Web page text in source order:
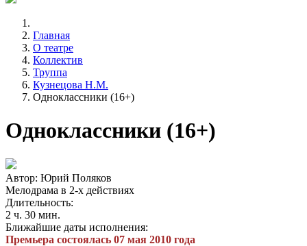
Главная
О театре
Коллектив
Труппа
Кузнецова Н.М.
Одноклассники (16+)
Одноклассники (16+)
Автор: Юрий Поляков
Мелодрама в 2-х действиях
Длительность:
2 ч. 30 мин.
Ближайшие даты исполнения:
Премьера состоялась 07 мая 2010 года